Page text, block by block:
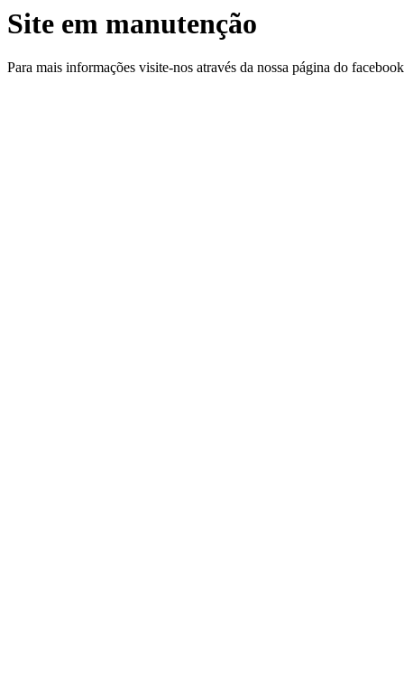
Site em manutenção
Para mais informações visite-nos através da nossa página do